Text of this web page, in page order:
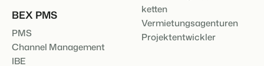
BEX PMS
PMS
Channel Management
IBE
ketten
Vermietungsagenturen
Projektentwickler